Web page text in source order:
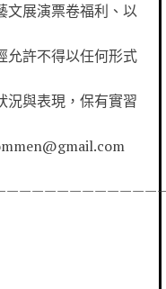
文展演票卷福利、以
允許不得以任何形式
況與表現，保有實習